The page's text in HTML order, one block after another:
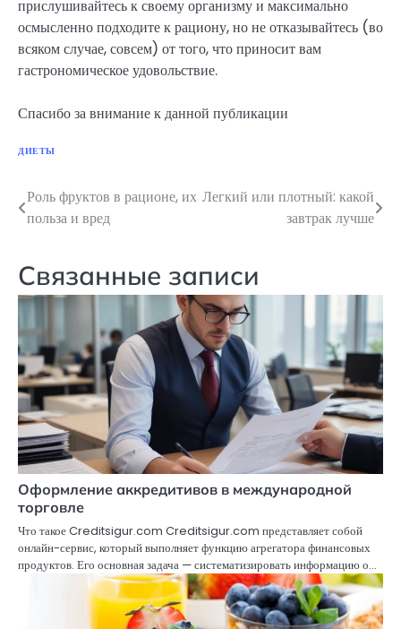
прислушивайтесь к своему организму и максимально
осмысленно подходите к рациону, но не отказывайтесь (во
всяком случае, совсем) от того, что приносит вам
гастрономическое удовольствие.
Спасибо за внимание к данной публикации
ДИЕТЫ
Навигация
записям
Роль фруктов в рационе, их
польза и вред
Легкий или плотный: какой
завтрак лучше
Связанные записи
Оформление аккредитивов в международной
торговле
Что такое Creditsigur.com Creditsigur.com представляет собой
онлайн-сервис, который выполняет функцию агрегатора финансовых
продуктов. Его основная задача — систематизировать информацию о…